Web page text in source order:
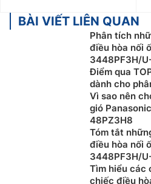
BÀI VIẾT LIÊN QUAN
Phân tích
điều hòa nối
3448PF3H/
Điểm qua
dành cho
Vì sao nên
gió
48PZ3H8
Tóm tắt
điều hòa nối
3448PF3H/
Tìm hiểu các
chiếc điều